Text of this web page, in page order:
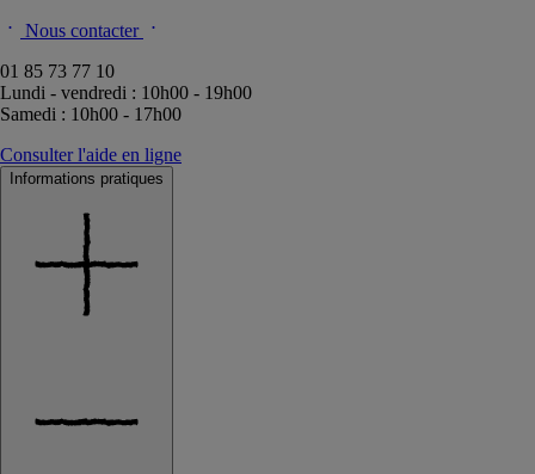
Nous contacter
01 85 73 77 10
Lundi - vendredi : 10h00 - 19h00
Samedi : 10h00 - 17h00
Consulter l'aide en ligne
Informations pratiques